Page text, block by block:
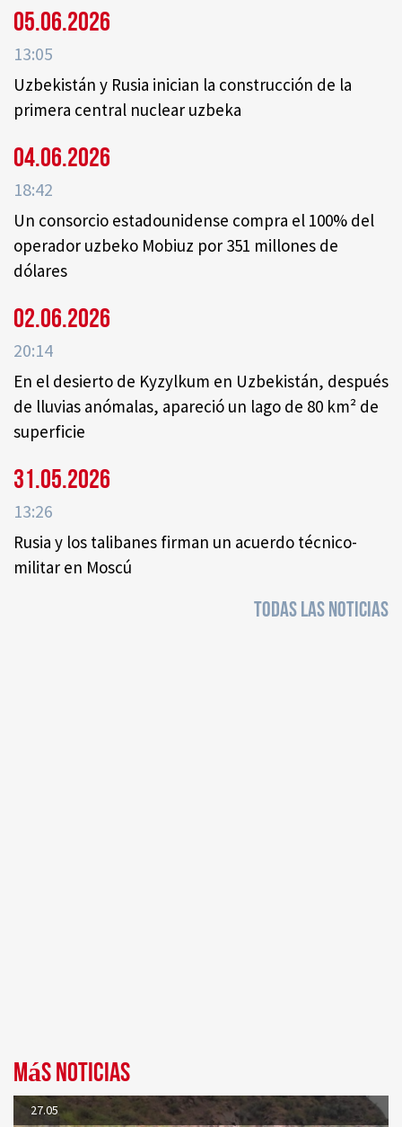
05.06.2026
13:05
Uzbekistán y Rusia inician la construcción de la
primera central nuclear uzbeka
04.06.2026
18:42
Un consorcio estadounidense compra el 100% del
operador uzbeko Mobiuz por 351 millones de
dólares
02.06.2026
20:14
En el desierto de Kyzylkum en Uzbekistán, después
de lluvias anómalas, apareció un lago de 80 km² de
superficie
31.05.2026
13:26
Rusia y los talibanes firman un acuerdo técnico-
militar en Moscú
TODAS LAS NOTICIAS
Más noticias
27.05